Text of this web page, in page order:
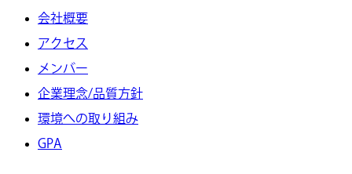
会社概要
アクセス
メンバー
企業理念/品質方針
環境への取り組み
GPA